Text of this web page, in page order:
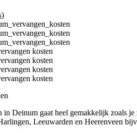
)
Deinum gaat heel gemakkelijk zoals
Leeuwarden en Heerenveen